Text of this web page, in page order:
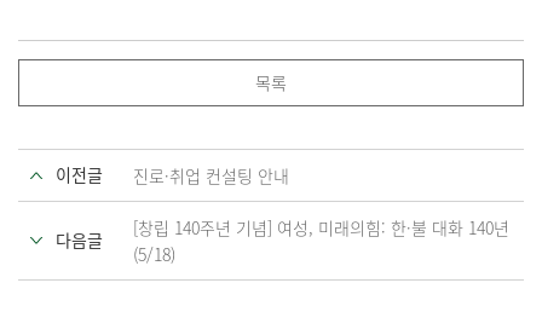
목록
이전글 진로·취업 컨설팅 안내
다음글
[창립 140주년 기념] 여성, 미래의힘: 한·불 대화 140년
(5/18)